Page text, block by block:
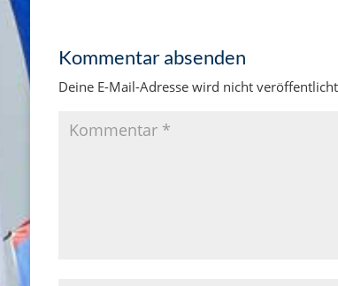
Kommentar absenden
Deine E-Mail-Adresse wird nicht